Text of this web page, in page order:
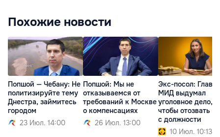
Похожие новости
Попшой — Чебану: Не
политизируйте тему
Днестра, займитесь
городом
23 Июл. 14:00
Попшой: Мы не
отказываемся от
требований к Москве
о компенсациях
26 Июл. 13:00
Экс-посол: Глава
МИД выдумал
уголовное дело,
чтобы отозвать
с должности
10 Июл. 10:13